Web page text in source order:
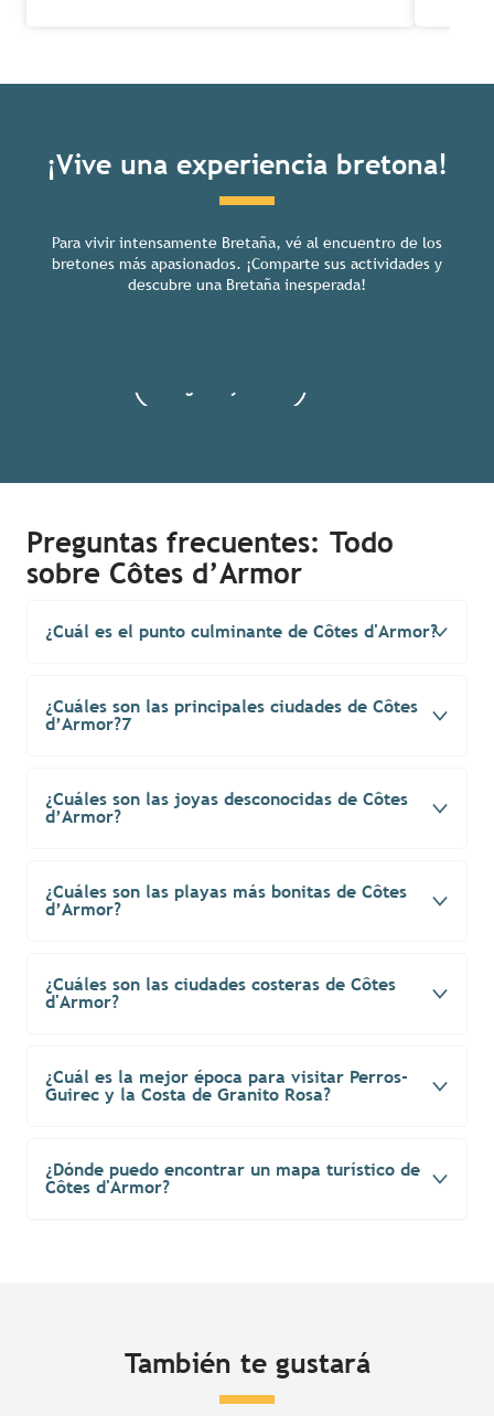
¡Vive una experiencia bretona!
Para vivir intensamente Bretaña, vé al encuentro de los
bretones más apasionados. ¡Comparte sus actividades y
descubre una Bretaña inesperada!
7 islas accesibles en barco para
Preguntas frecuentes: Todo
sobre Côtes d’Armor
¿Cuál es el punto culminante de Côtes d'Armor?
¿Cuáles son las principales ciudades de Côtes
d’Armor?7
¿Cuáles son las joyas desconocidas de Côtes
d’Armor?
¿Cuáles son las playas más bonitas de Côtes
d’Armor?
¿Cuáles son las ciudades costeras de Côtes
d'Armor?
¿Cuál es la mejor época para visitar Perros-
Guirec y la Costa de Granito Rosa?
¿Dónde puedo encontrar un mapa turístico de
Côtes d'Armor?
También te gustará